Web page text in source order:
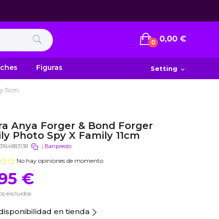
0 0,00 €
Figuras Setting expand_more
11cm
Anya Forger & Bond Forger
Photo Spy X Family 11cm
| Banpresto
No hay opiniones de momento
€
excluidos
en tienda